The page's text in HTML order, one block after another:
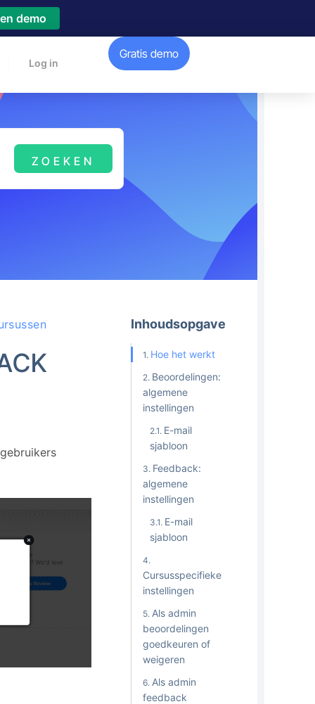
demo
Log in
Gratis demo
Inhoudsopgave
Hoe het werkt
Beoordelingen:
algemene
instellingen
E-mail
sjabloon
Feedback:
algemene
instellingen
E-mail
sjabloon
Cursusspecifieke
instellingen
Als admin
beoordelingen
goedkeuren of
weigeren
Als admin
feedback